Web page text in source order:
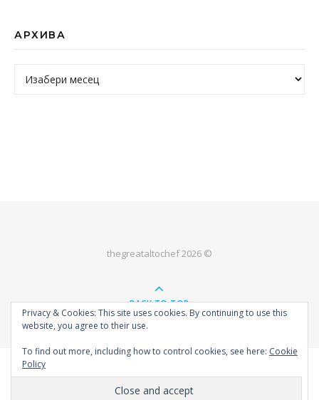
АРХИВА
Архива
thegreataltochef 2026 ©
BACK TO TOP
Privacy & Cookies: This site uses cookies. By continuing to use this
website, you agree to their use.
To find out more, including how to control cookies, see here: Cookie
Policy